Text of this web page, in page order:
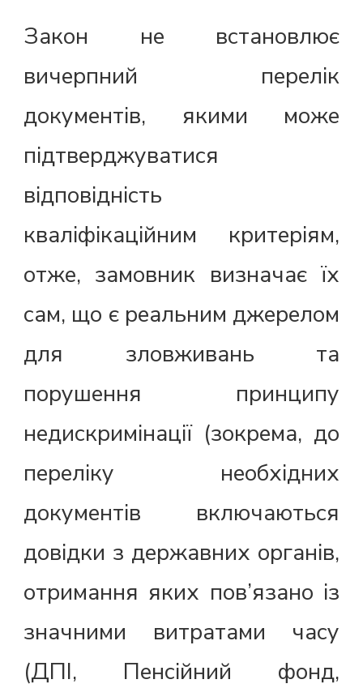
Закон не встановлює
вичерпний перелік
документів, якими може
підтверджуватися
відповідність
кваліфікаційним критеріям,
отже, замовник визначає їх
сам, що є реальним джерелом
для зловживань та
порушення принципу
недискримінації (зокрема, до
переліку необхідних
документів включаються
довідки з державних органів,
отримання яких пов’язано із
значними витратами часу
(ДПІ, Пенсійний фонд,